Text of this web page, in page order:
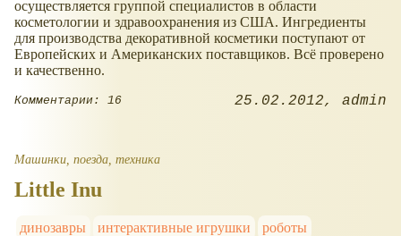
осуществляется группой специалистов в области
косметологии и здравоохранения из США. Ингредиенты
для производства декоративной косметики поступают от
Европейских и Американских поставщиков. Всё проверено
и качественно.
Комментарии: 16 25.02.2012 admin
Машинки, поезда, техника
Little Inu
динозавры интерактивные игрушки
роботы